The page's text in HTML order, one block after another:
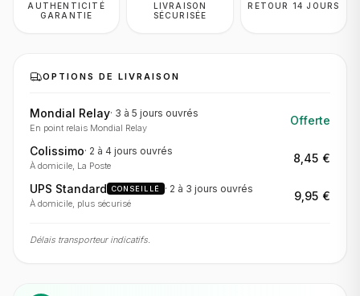
AUTHENTICITÉ
GARANTIE
LIVRAISON
SÉCURISÉE
RETOUR 14 JOURS
OPTIONS DE LIVRAISON
Mondial Relay· 3 à 5 jours ouvrés
En point relais Mondial Relay
Offerte
Colissimo· 2 à 4 jours ouvrés
À domicile, La Poste
8,45 €
UPS Standard CONSEILLÉ · 2 à 3 jours ouvrés
À domicile, plus sécurisé
9,95 €
Délais transporteur indicatifs.